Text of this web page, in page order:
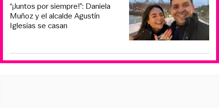
“¡Juntos por siempre!”: Daniela
Muñoz y el alcalde Agustín
Iglesias se casan